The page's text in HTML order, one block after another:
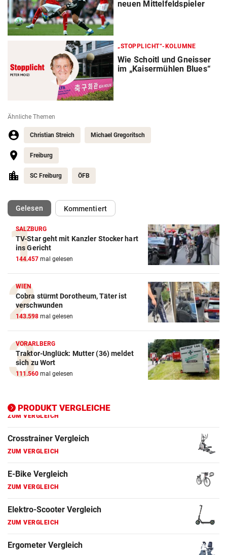
neuen Mittelfeldspieler
„STOPPLICHT“-KOLUMNE
Wie Schoitl und Gneisser
im „Kaisermühlen Blues“
Ähnliche Themen
Christian Streich Michael Gregoritsch
Freiburg
SC Freiburg ÖFB
Gelesen(ausgewählt)Kommentiert
SALZBURG
TV-Star geht mit Kanzler Stocker hart
ins Gericht
144.457 mal gelesen
WIEN
Cobra stürmt Dorotheum, Täter ist
verschwunden
143.598 mal gelesen
VORARLBERG
Traktor-Unglück: Mutter (36) meldet
sich zu Wort
111.560 mal gelesen
PRODUKT VERGLEICHE
Action-Cam Vergleich
Crosstrainer Vergleich
ZUM VERGLEICH
ZUM VERGLEICH
Elektro-Scooter Vergleich
Ergometer Vergleich
ZUM VERGLEICH
Fahrrad Test
ZUM VERGLEICH
Fahrradanhänger Vergleich
ZUM VERGLEICH
Faszienrolle Vergleich
ZUM VERGLEICH
Hoverboard Vergleich